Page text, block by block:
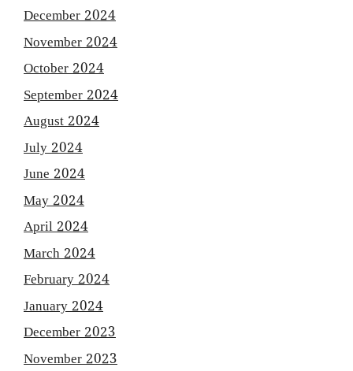
December 2024
November 2024
October 2024
September 2024
August 2024
July 2024
June 2024
May 2024
April 2024
March 2024
February 2024
January 2024
December 2023
November 2023